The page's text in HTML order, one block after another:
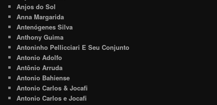
Anjos do Sol
Anna Margarida
Antenógenes Silva
Anthony Guima
Antoninho Pellicciari E Seu Conjunto
Antonio Adolfo
Antônio Arruda
Antonio Bahiense
Antonio Carlos & Jocafi
Antonio Carlos e Jocafi